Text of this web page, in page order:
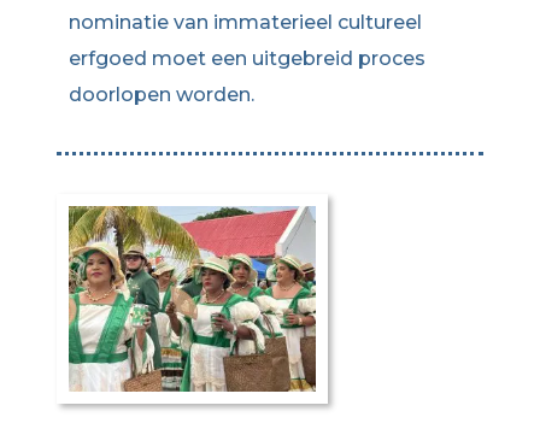
nominatie van immaterieel cultureel
erfgoed moet een uitgebreid proces
doorlopen worden.